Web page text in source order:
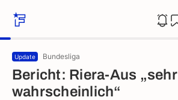
Update Bundesliga
Bericht: Riera-Aus „sehr
wahrscheinlich“